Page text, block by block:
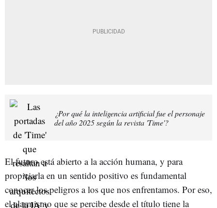
¿Por qué la inteligencia artificial fue el personaje
del año 2025 según la revista 'Time'?
El futuro está abierto a la acción humana, y para
propiciarla en un sentido positivo es fundamental
conocer los peligros a los que nos enfrentamos. Por eso,
el alarmismo que se percibe desde el título tiene la